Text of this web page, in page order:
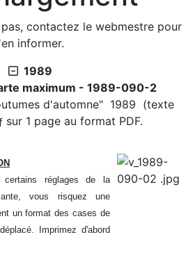
Blog
2026 - Cascades et rivières de
- La philatélie
Qiwain - 1972-9-3
- La philatélie
Qiwain - 1972-9-1
- La philatélie
Qiwain - 1972-8-2
- La philatélie
contactez le webmestre pour
informer.
1989
maximum - 1989-090-2
d'automne" 1989 (texte
sur 1 page au format PDF.
réglages de la
vous risquez une
un format des cases de
Imprimez d'abord